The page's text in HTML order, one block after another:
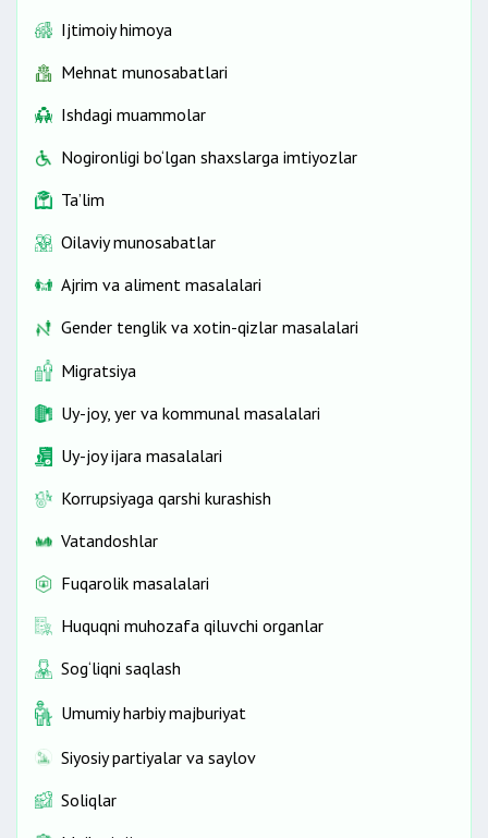
Ijtimoiy himoya
Mehnat munosabatlari
Ishdagi muammolar
Nogironligi bo‘lgan shaxslarga imtiyozlar
Ta’lim
Oilaviy munosabatlar
Ajrim va aliment masalalari
Gender tenglik va xotin-qizlar masalalari
Migratsiya
Uy-joy, yer va kommunal masalalari
Uy-joy ijara masalalari
Korrupsiyaga qarshi kurashish
Vatandoshlar
Fuqarolik masalalari
Huquqni muhozafa qiluvchi organlar
Sog‘liqni saqlash
Umumiy harbiy majburiyat
Siyosiy partiyalar va saylov
Soliqlar